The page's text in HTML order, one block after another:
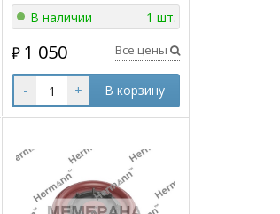
QF00T01394 аналог
03C103175G
В наличии 1 шт.
₽ 1 050 Все цены
- + В корзину